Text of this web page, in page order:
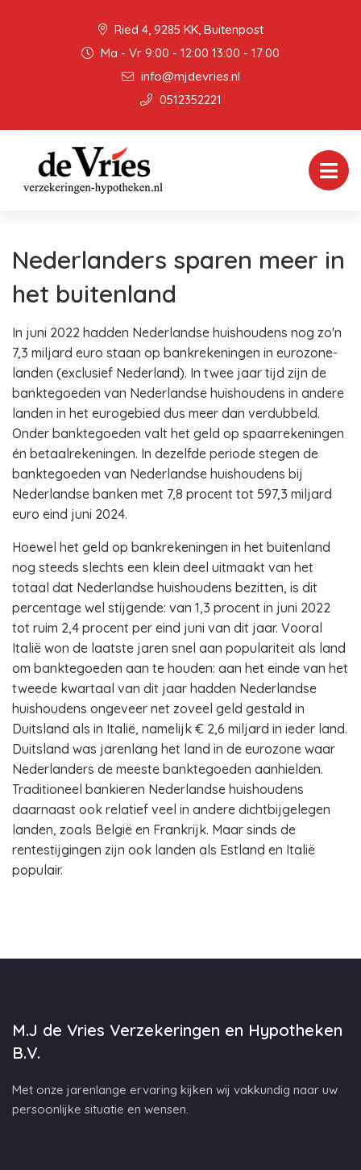
Ried 4, 9285 KK, Buitenpost
Ma - Vr 9:00 - 12:00 13:00 - 17:00
info@mjdevries.nl
0512352221
Nederlanders sparen meer in
het buitenland
In juni 2022 hadden Nederlandse huishoudens nog zo'n
7,3 miljard euro staan op bankrekeningen in eurozone-
landen (exclusief Nederland). In twee jaar tijd zijn de
banktegoeden van Nederlandse huishoudens in andere
landen in het eurogebied dus meer dan verdubbeld.
Onder banktegoeden valt het geld op spaarrekeningen
én betaalrekeningen. In dezelfde periode stegen de
banktegoeden van Nederlandse huishoudens bij
Nederlandse banken met 7,8 procent tot 597,3 miljard
euro eind juni 2024.
Hoewel het geld op bankrekeningen in het buitenland
nog steeds slechts een klein deel uitmaakt van het
totaal dat Nederlandse huishoudens bezitten, is dit
percentage wel stijgende: van 1,3 procent in juni 2022
tot ruim 2,4 procent per eind juni van dit jaar. Vooral
Italië won de laatste jaren snel aan populariteit als land
om banktegoeden aan te houden: aan het einde van het
tweede kwartaal van dit jaar hadden Nederlandse
huishoudens ongeveer net zoveel geld gestald in
Duitsland als in Italië, namelijk € 2,6 miljard in ieder land.
Duitsland was jarenlang het land in de eurozone waar
Nederlanders de meeste banktegoeden aanhielden.
Traditioneel bankieren Nederlandse huishoudens
daarnaast ook relatief veel in andere dichtbijgelegen
landen, zoals België en Frankrijk. Maar sinds de
rentestijgingen zijn ook landen als Estland en Italië
populair.
M.J de Vries Verzekeringen en Hypotheken
B.V.
Met onze jarenlange ervaring kijken wij vakkundig naar uw
persoonlijke situatie en wensen.